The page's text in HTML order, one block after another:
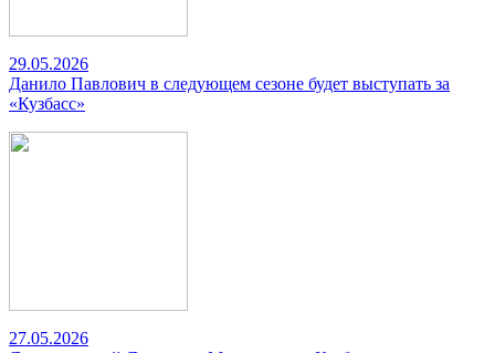
29.05.2026
Данило Павлович в следующем сезоне будет выступать за
«Кузбасс»
27.05.2026